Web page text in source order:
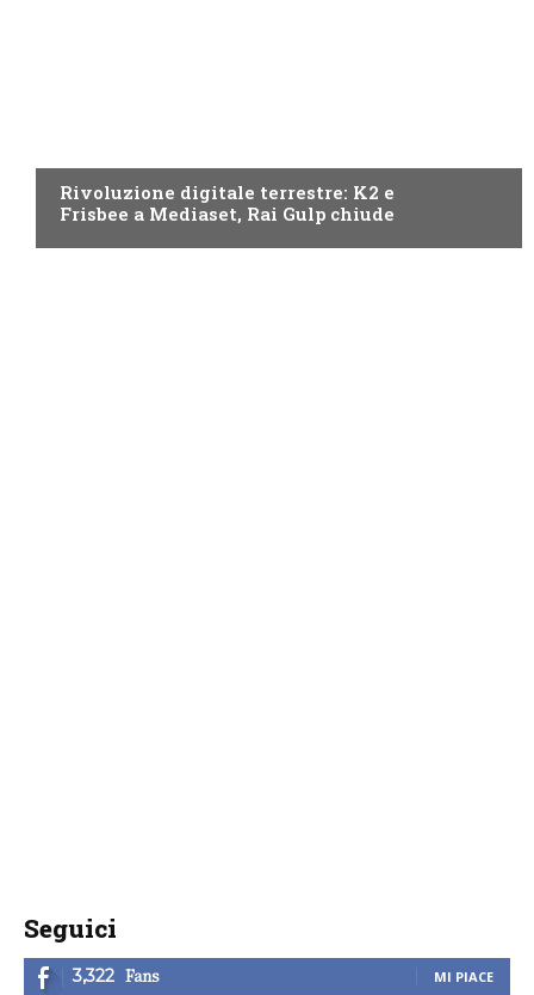
Rivoluzione digitale terrestre: K2 e
Frisbee a Mediaset, Rai Gulp chiude
Seguici
3,322 Fans MI PIACE